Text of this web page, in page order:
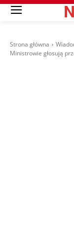
Strona główna
Ministrowie głosują